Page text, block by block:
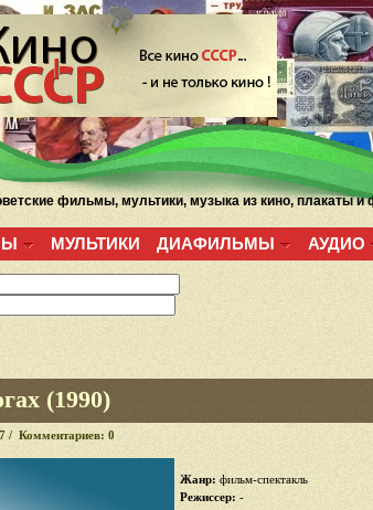
фильмы, мультики, музыка из кино, плакаты и
МУЛЬТИКИ ДИАФИЛЬМЫ АУДИО
(1990)
/ Комментариев: 0
Жанр: фильм-спектакль
Режиссер: -